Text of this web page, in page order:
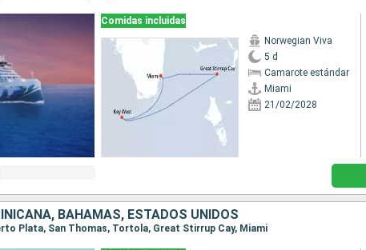
Comidas incluidas
Norwegian Viva
5 d
Camarote estándar
Miami
21/02/2028
BAHAMAS, ESTADOS UNIDOS
Plata, San Thomas, Tortola, Great Stirrup Cay, Miami